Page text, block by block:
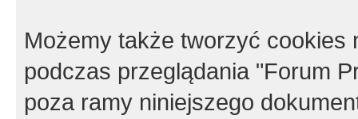
Możemy także tworzyć cookies
podczas przeglądania "Forum
poza ramy niniejszego